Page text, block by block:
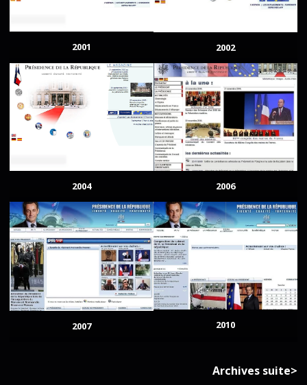
2001 2002
2004 2006
2007 2010
Archives suite>